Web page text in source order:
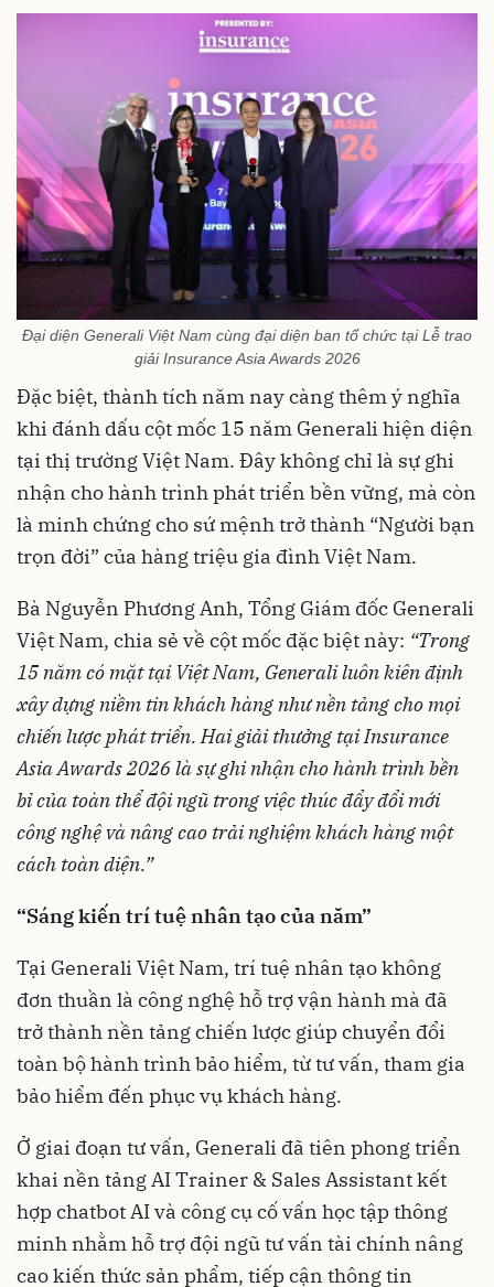
Đại diện Generali Việt Nam cùng đại diện ban tổ chức tại Lễ trao
giải Insurance Asia Awards 2026
Đặc biệt, thành tích năm nay càng thêm ý nghĩa
khi đánh dấu cột mốc 15 năm Generali hiện diện
tại thị trường Việt Nam. Đây không chỉ là sự ghi
nhận cho hành trình phát triển bền vững, mà còn
là minh chứng cho sứ mệnh trở thành “Người bạn
trọn đời” của hàng triệu gia đình Việt Nam.
Bà Nguyễn Phương Anh, Tổng Giám đốc Generali
Việt Nam, chia sẻ về cột mốc đặc biệt này: “Trong
15 năm có mặt tại Việt Nam, Generali luôn kiên định
xây dựng niềm tin khách hàng như nền tảng cho mọi
chiến lược phát triển. Hai giải thưởng tại Insurance
Asia Awards 2026 là sự ghi nhận cho hành trình bền
bỉ của toàn thể đội ngũ trong việc thúc đẩy đổi mới
công nghệ và nâng cao trải nghiệm khách hàng một
cách toàn diện.”
“Sáng kiến trí tuệ nhân tạo của năm”
Tại Generali Việt Nam, trí tuệ nhân tạo không
đơn thuần là công nghệ hỗ trợ vận hành mà đã
trở thành nền tảng chiến lược giúp chuyển đổi
toàn bộ hành trình bảo hiểm, từ tư vấn, tham gia
bảo hiểm đến phục vụ khách hàng.
Ở giai đoạn tư vấn, Generali đã tiên phong triển
khai nền tảng AI Trainer & Sales Assistant kết
hợp chatbot AI và công cụ cố vấn học tập thông
minh nhằm hỗ trợ đội ngũ tư vấn tài chính nâng
cao kiến thức sản phẩm, tiếp cận thông tin